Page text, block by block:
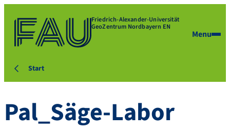
Friedrich-Alexander-Universität
GeoZentrum Nordbayern EN
Menu
Start
Pal_Säge-Labor